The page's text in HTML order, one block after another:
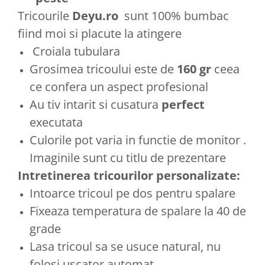
Tricourile Deyu.ro sunt 100% bumbac
fiind moi si placute la atingere
Croiala tubulara
Grosimea tricoului este de 160 gr ceea
ce confera un aspect profesional
Au tiv intarit si cusatura perfect
executata
Culorile pot varia in functie de monitor .
Imaginile sunt cu titlu de prezentare
Intretinerea tricourilor personalizate:
Intoarce tricoul pe dos pentru spalare
Fixeaza temperatura de spalare la 40 de
grade
Lasa tricoul sa se usuce natural, nu